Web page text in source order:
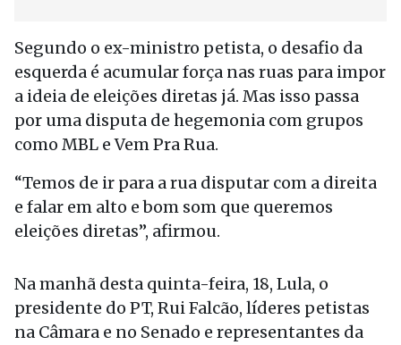
Segundo o ex-ministro petista, o desafio da
esquerda é acumular força nas ruas para impor
a ideia de eleições diretas já. Mas isso passa
por uma disputa de hegemonia com grupos
como MBL e Vem Pra Rua.
“Temos de ir para a rua disputar com a direita
e falar em alto e bom som que queremos
eleições diretas”, afirmou.
Na manhã desta quinta-feira, 18, Lula, o
presidente do PT, Rui Falcão, líderes petistas
na Câmara e no Senado e representantes da